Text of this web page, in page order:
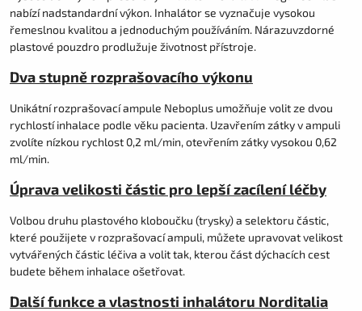
nabízí nadstandardní výkon. Inhalátor se vyznačuje vysokou
řemeslnou kvalitou a jednoduchým používáním. Nárazuvzdorné
plastové pouzdro prodlužuje životnost přístroje.
Dva stupně rozprašovacího výkonu
Unikátní rozprašovací ampule Neboplus umožňuje volit ze dvou
rychlostí inhalace podle věku pacienta. Uzavřením zátky v ampuli
zvolíte nízkou rychlost 0,2 ml/min, otevřením zátky vysokou 0,62
ml/min.
Úprava velikosti částic pro lepší zacílení léčby
Volbou druhu plastového kloboučku (trysky) a selektoru částic,
které použijete v rozprašovací ampuli, můžete upravovat velikost
vytvářených částic léčiva a volit tak, kterou část dýchacích cest
budete během inhalace ošetřovat.
Další funkce a vlastnosti inhalátoru Norditalia